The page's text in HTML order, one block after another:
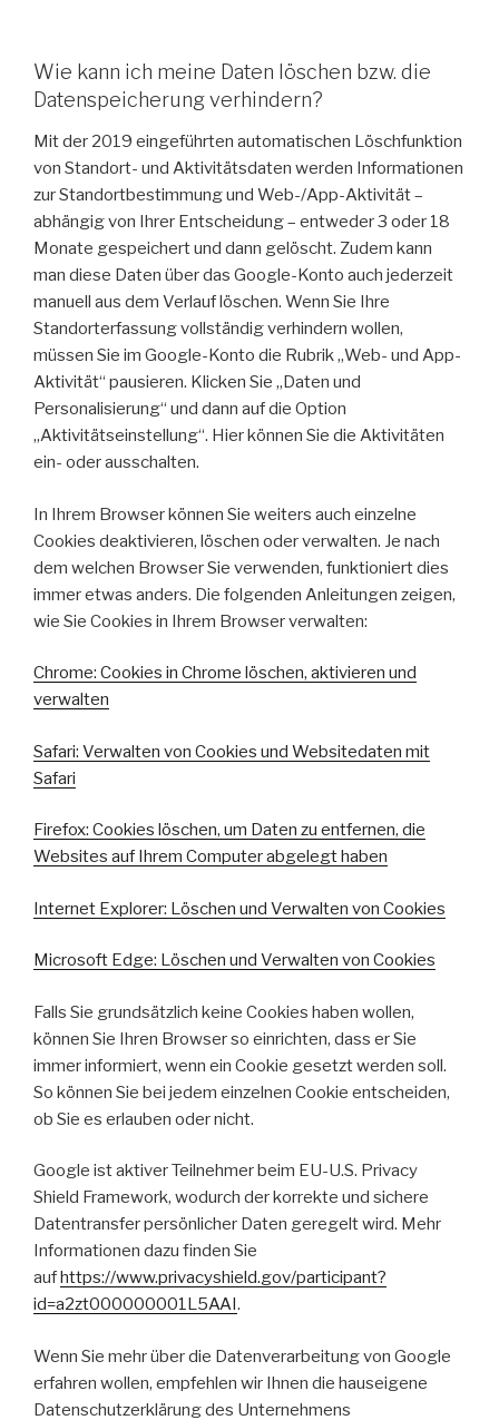
Wie kann ich meine Daten löschen bzw. die
Datenspeicherung verhindern?
Mit der 2019 eingeführten automatischen Löschfunktion
von Standort- und Aktivitätsdaten werden Informationen
zur Standortbestimmung und Web-/App-Aktivität –
abhängig von Ihrer Entscheidung – entweder 3 oder 18
Monate gespeichert und dann gelöscht. Zudem kann
man diese Daten über das Google-Konto auch jederzeit
manuell aus dem Verlauf löschen. Wenn Sie Ihre
Standorterfassung vollständig verhindern wollen,
müssen Sie im Google-Konto die Rubrik „Web- und App-
Aktivität“ pausieren. Klicken Sie „Daten und
Personalisierung“ und dann auf die Option
„Aktivitätseinstellung“. Hier können Sie die Aktivitäten
ein- oder ausschalten.
In Ihrem Browser können Sie weiters auch einzelne
Cookies deaktivieren, löschen oder verwalten. Je nach
dem welchen Browser Sie verwenden, funktioniert dies
immer etwas anders. Die folgenden Anleitungen zeigen,
wie Sie Cookies in Ihrem Browser verwalten:
Chrome: Cookies in Chrome löschen, aktivieren und
verwalten
Safari: Verwalten von Cookies und Websitedaten mit
Safari
Firefox: Cookies löschen, um Daten zu entfernen, die
Websites auf Ihrem Computer abgelegt haben
Internet Explorer: Löschen und Verwalten von Cookies
Microsoft Edge: Löschen und Verwalten von Cookies
Falls Sie grundsätzlich keine Cookies haben wollen,
können Sie Ihren Browser so einrichten, dass er Sie
immer informiert, wenn ein Cookie gesetzt werden soll.
So können Sie bei jedem einzelnen Cookie entscheiden,
ob Sie es erlauben oder nicht.
Google ist aktiver Teilnehmer beim EU-U.S. Privacy
Shield Framework, wodurch der korrekte und sichere
Datentransfer persönlicher Daten geregelt wird. Mehr
Informationen dazu finden Sie
aufhttps://www.privacyshield.gov/participant?
id=a2zt000000001L5AAI.
Wenn Sie mehr über die Datenverarbeitung von Google
erfahren wollen, empfehlen wir Ihnen die hauseigene
Datenschutzerklärung des Unternehmens